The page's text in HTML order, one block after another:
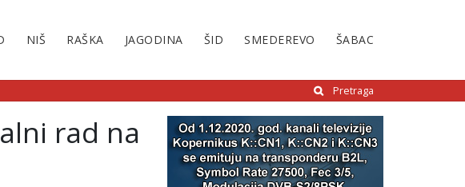
NIŠ RAŠKA JAGODINA ŠID SMEDEREVO ŠABAC
Pretraga
rad na